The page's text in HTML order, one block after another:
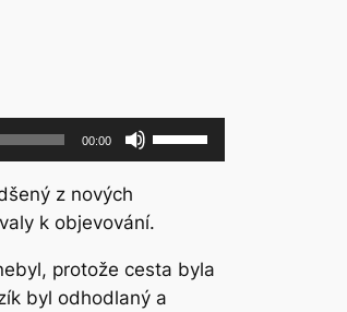
00:00
Použitím
šipek
snížíte
úroveň
z nových
k objevování.
protože cesta byla
byl odhodlaný a